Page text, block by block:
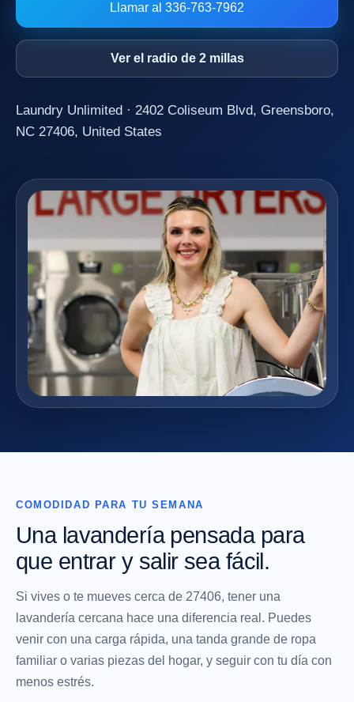
Llamar al 336-763-7962
Ver el radio de 2 millas
Laundry Unlimited · 2402 Coliseum Blvd, Greensboro,
NC 27406, United States
COMODIDAD PARA TU SEMANA
Una lavandería pensada para
que entrar y salir sea fácil.
Si vives o te mueves cerca de 27406, tener una
lavandería cercana hace una diferencia real. Puedes
venir con una carga rápida, una tanda grande de ropa
familiar o varias piezas del hogar, y seguir con tu día con
menos estrés.